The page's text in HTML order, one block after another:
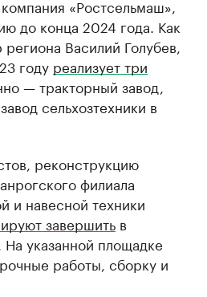
«Ростсельмаш»,
до конца 2024 года. Как
Василий Голубев,
году реализует три
— тракторный завод,
сельхозтехники в
реконструкцию
филиала
и навесной техники
завершить в
указанной площадке
работы, сборку и